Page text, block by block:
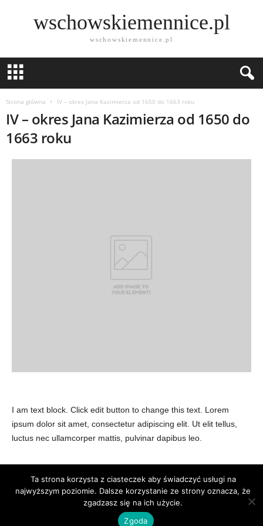
wschowskiemennice.pl
wschowskiemennice.pl
Strona główna IV – okres Jana Kazimierza od 1650 do 1663 roku
IV – okres Jana Kazimierza od 1650 do
1663 roku
I am text block. Click edit button to change this text. Lorem
ipsum dolor sit amet, consectetur adipiscing elit. Ut elit tellus,
luctus nec ullamcorper mattis, pulvinar dapibus leo.
Publikacje
Bibliografia
© Newsmag WordPress Theme by TagDiv
Ta strona korzysta z ciasteczek aby świadczyć usługi na
najwyższym poziomie. Dalsze korzystanie ze strony oznacza, że
zgadzasz się na ich użycie.
Zgoda